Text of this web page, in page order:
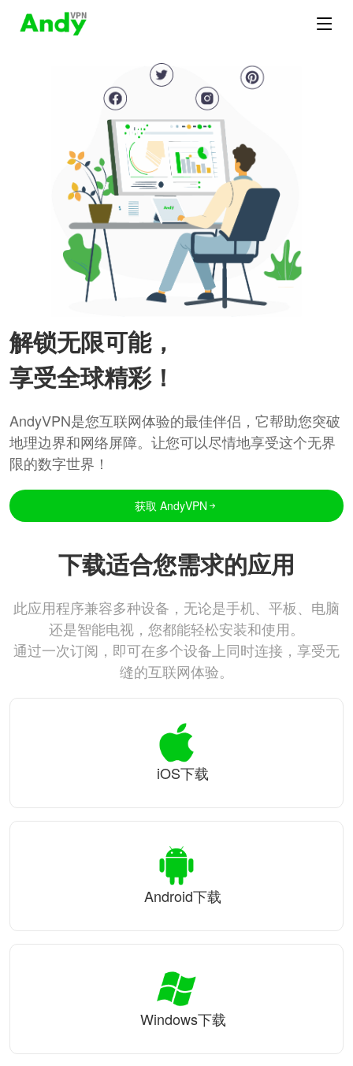
解锁无限可能，
享受全球精彩！
AndyVPN是您互联网体验的最佳伴侣，它帮助您突破
地理边界和网络屏障。让您可以尽情地享受这个无界
限的数字世界！
获取 AndyVPN
下载适合您需求的应用
此应用程序兼容多种设备，无论是手机、平板、电脑
还是智能电视，您都能轻松安装和使用。
通过一次订阅，即可在多个设备上同时连接，享受无
缝的互联网体验。
iOS下载
Android下载
Windows下载